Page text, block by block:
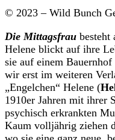
© 2023 – Wild Bunch
Die Mittagsfrau besteht
Helene blickt auf ihre
sie auf einem
wir erst im weiteren
„Engelchen“ Helene (
1910er Jahren mit ihrer
psychisch erkrankten
Kaum volljährig ziehen